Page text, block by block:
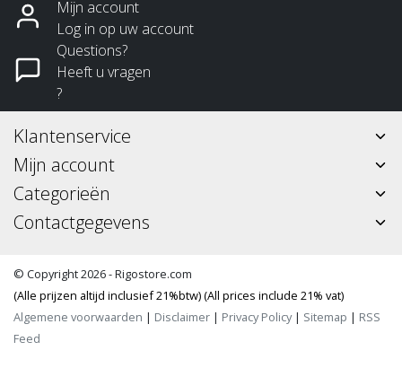
Mijn account
Log in op uw account
Questions?
Heeft u vragen
?
Klantenservice
Mijn account
Categorieën
Contactgegevens
© Copyright 2026 - Rigostore.com
(Alle prijzen altijd inclusief 21%btw) (All prices include 21% vat)
Algemene voorwaarden | Disclaimer | Privacy Policy| Sitemap | RSS
Feed